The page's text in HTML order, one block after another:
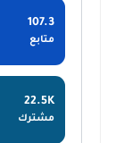
107.3
متابع
22.5K
مشترك